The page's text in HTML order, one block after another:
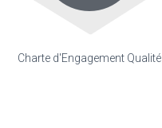
Charte d'Engagement Qualité